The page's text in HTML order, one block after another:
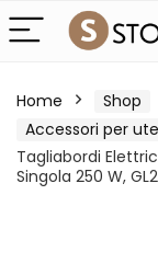
Home Shop
Accessori per
Tagliabordi
Singola 250 W,